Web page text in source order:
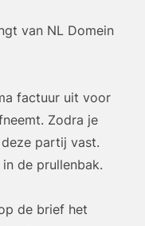
van NL Domein
factuur uit voor
Zodra je
partij vast.
de prullenbak.
de brief het